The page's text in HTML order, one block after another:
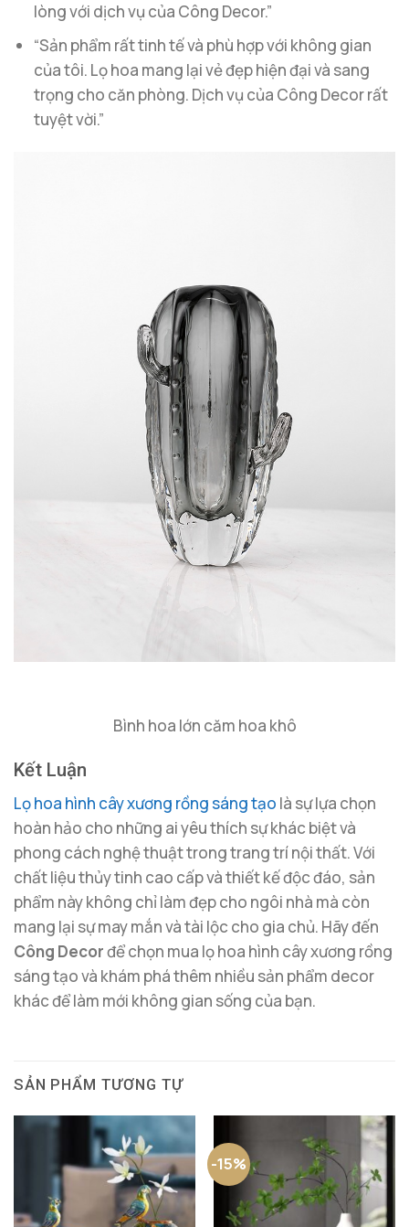
lòng với dịch vụ của Công Decor.”
“Sản phẩm rất tinh tế và phù hợp với không gian
của tôi. Lọ hoa mang lại vẻ đẹp hiện đại và sang
trọng cho căn phòng. Dịch vụ của Công Decor rất
tuyệt vời.”
Bình hoa lớn căm hoa khô
Kết Luận
Lọ hoa hình cây xương rồng sáng tạo là sự lựa chọn
hoàn hảo cho những ai yêu thích sự khác biệt và
phong cách nghệ thuật trong trang trí nội thất. Với
chất liệu thủy tinh cao cấp và thiết kế độc đáo, sản
phẩm này không chỉ làm đẹp cho ngôi nhà mà còn
mang lại sự may mắn và tài lộc cho gia chủ. Hãy đến
Công Decorđể chọn mua lọ hoa hình cây xương rồng
sáng tạo và khám phá thêm nhiều sản phẩm decor
khác để làm mới không gian sống của bạn.
SẢN PHẨM TƯƠNG TỰ
-15%